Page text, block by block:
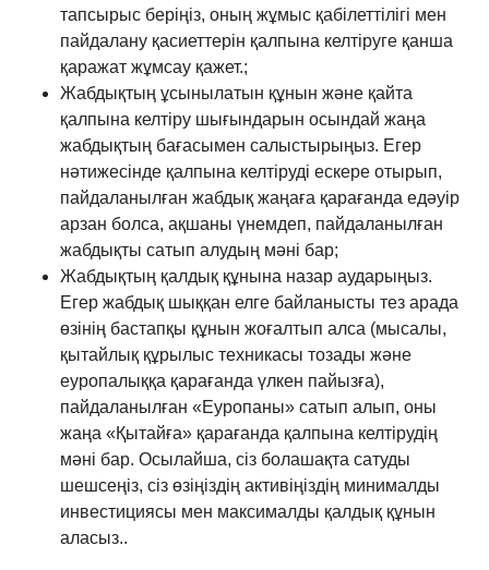
тапсырыс беріңіз, оның жұмыс қабілеттілігі мен
пайдалану қасиеттерін қалпына келтіруге қанша
қаражат жұмсау қажет.;
Жабдықтың ұсынылатын құнын және қайта
қалпына келтіру шығындарын осындай жаңа
жабдықтың бағасымен салыстырыңыз. Егер
нәтижесінде қалпына келтіруді ескере отырып,
пайдаланылған жабдық жаңаға қарағанда едәуір
арзан болса, ақшаны үнемдеп, пайдаланылған
жабдықты сатып алудың мәні бар;
Жабдықтың қалдық құнына назар аударыңыз.
Егер жабдық шыққан елге байланысты тез арада
өзінің бастапқы құнын жоғалтып алса (мысалы,
қытайлық құрылыс техникасы тозады және
еуропалыққа қарағанда үлкен пайызға),
пайдаланылған «Еуропаны» сатып алып, оны
жаңа «Қытайға» қарағанда қалпына келтірудің
мәні бар. Осылайша, сіз болашақта сатуды
шешсеңіз, сіз өзіңіздің активіңіздің минималды
инвестициясы мен максималды қалдық құнын
аласыз..